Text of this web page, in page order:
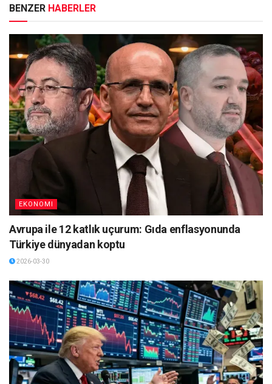
BENZER HABERLER
EKONOMI
Avrupa ile 12 katlık uçurum: Gıda enflasyonunda
Türkiye dünyadan koptu
2026-03-30